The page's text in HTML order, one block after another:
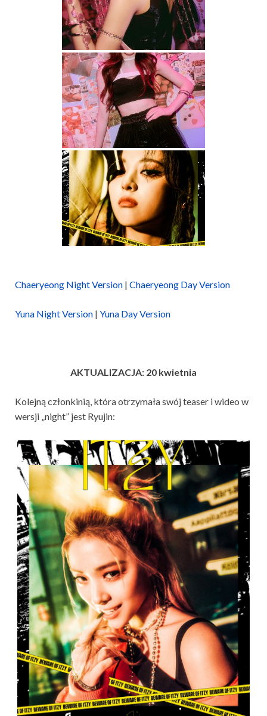
Chaeryeong Night Version | Chaeryeong Day Version
Yuna Night Version | Yuna Day Version
AKTUALIZACJA: 20 kwietnia
Kolejną członkinią, która otrzymała swój teaser i wideo w
wersji „night” jest Ryujin: